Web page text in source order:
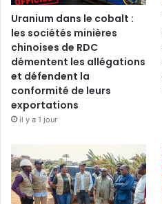
Uranium dans le cobalt :
les sociétés minières
chinoises de RDC
démentent les allégations
et défendent la
conformité de leurs
exportations
il y a 1 jour